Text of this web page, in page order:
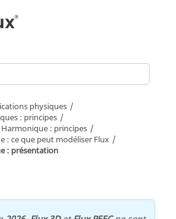
physiques
: principes
: principes
: ce que peut modéliser Flux
: présentation